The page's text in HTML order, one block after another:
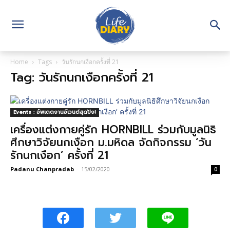
Home Tags วันรักนกเงือกครั้งที่ 21
Tag: วันรักนกเงือกครั้งที่ 21
Events : อัพเดตงานอีเวนต์สุดปัง!
เครื่องแต่งกายคู่รัก HORNBILL ร่วมกับมูลนิธิ
ศึกษาวิจัยนกเงือก ม.มหิดล จัดกิจกรรม ‘วัน
รักนกเงือก’ ครั้งที่ 21
Padanu Chanpradab - 15/02/2020 0